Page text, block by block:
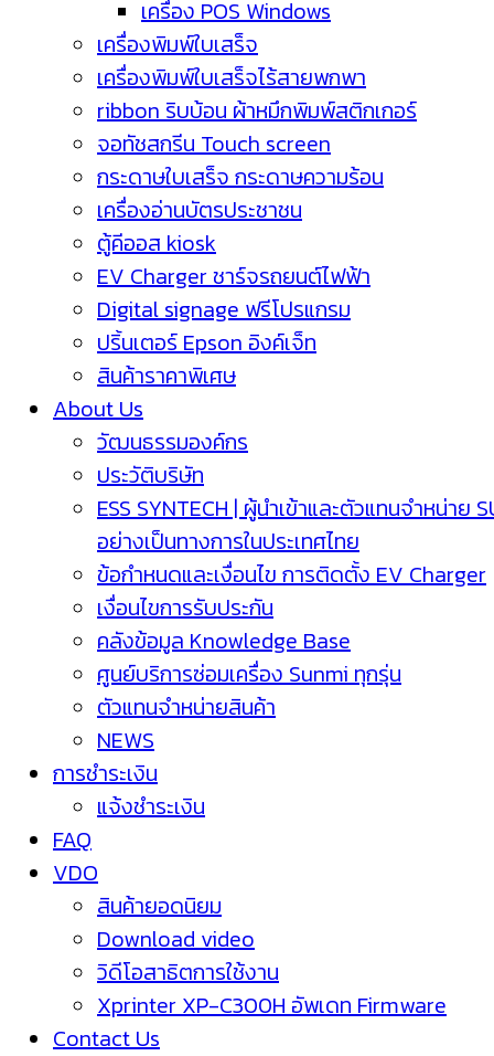
เครื่อง POS Windows
เครื่องพิมพ์ใบเสร็จ
เครื่องพิมพ์ใบเสร็จไร้สายพกพา
ribbon ริบบ้อน ผ้าหมึกพิมพ์สติกเกอร์
จอทัชสกรีน Touch screen
กระดาษใบเสร็จ กระดาษความร้อน
เครื่องอ่านบัตรประชาชน
ตู้คีออส kiosk
EV Charger ชาร์จรถยนต์ไฟฟ้า
Digital signage ฟรีโปรแกรม
ปริ้นเตอร์ Epson อิงค์เจ็ท
สินค้าราคาพิเศษ
About Us
วัฒนธรรมองค์กร
ประวัติบริษัท
ESS SYNTECH | ผู้นำเข้าและตัวแทนจำหน่าย
อย่างเป็นทางการในประเทศไทย
ข้อกำหนดและเงื่อนไข การติดตั้ง EV Charger
เงื่อนไขการรับประกัน
คลังข้อมูล Knowledge Base
ศูนย์บริการซ่อมเครื่อง Sunmi ทุกรุ่น
ตัวแทนจำหน่ายสินค้า
NEWS
การชำระเงิน
แจ้งชำระเงิน
FAQ
VDO
สินค้ายอดนิยม
Download video
วิดีโอสาธิตการใช้งาน
Xprinter XP-C300H อัพเดท Firmware
Contact Us